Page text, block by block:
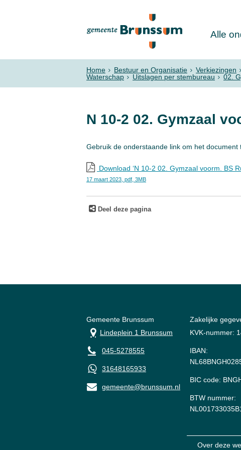
Alle
Home Bestuur en Organisatie Verkiezingen
Waterschap
Uitslagen per stembureau 02.
N 10-2 02. Gymzaal
Gebruik de onderstaande link om het document
Download ‘N 10-2 02. Gymzaal voorm. BS
17 maart 2023, pdf , 3MB
Deel deze pagina
Gemeente Brunssum
Lindeplein 1 Brunssum
045-5278555
31648165933
gemeente@brunssum.nl
Zakelijke
KVK-nummer:
IBAN:
BIC code:
BTW nummer:
Over deze